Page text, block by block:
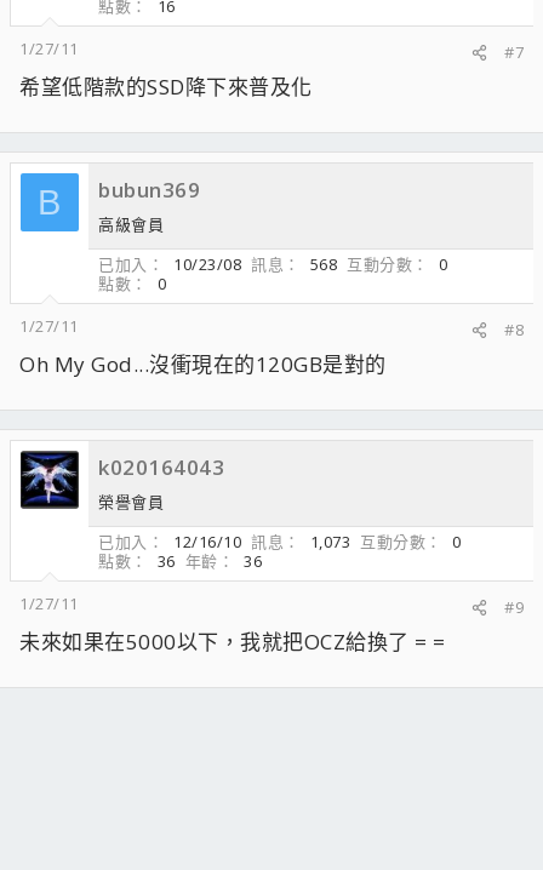
點數
16
1/27/11
#7
希望低階款的SSD降下來普及化
B bubun369
高級會員
已加入
10/23/08 訊息 568 互動分數
0
點數
0
1/27/11
#8
Oh My God...沒衝現在的120GB是對的
k020164043
榮譽會員
已加入
12/16/10 訊息 1,073 互動分數
0
點數
36 年齡
36
1/27/11
#9
未來如果在5000以下，我就把OCZ給換了 = =